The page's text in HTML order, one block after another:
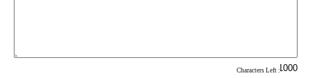
: Characters Left